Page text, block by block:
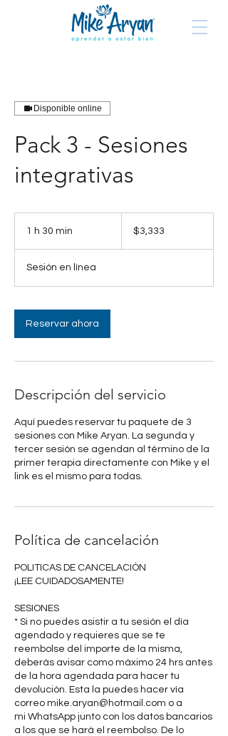
Disponible online
Pack 3 - Sesiones
integrativas
1 h 30 min
0
i
n
pesos
mexicanos
$3,333
Sesión en línea
Reservar ahora
Descripción del servicio
Aquí puedes reservar tu paquete de 3
sesiones con Mike Aryan. La segunda y
tercer sesión se agendan al término de la
primer terapia directamente con Mike y el
link es el mismo para todas.
Política de cancelación
POLITICAS DE CANCELACIÓN
¡LEE CUIDADOSAMENTE!
SESIONES
* Si no puedes asistir a tu sesión el día
agendado y requieres que se te
reembolse del importe de la misma,
deberás avisar como máximo 24 hrs antes
de la hora agendada para hacer tu
devolución. Esta la puedes hacer vía
correo mike.aryan@hotmail.com o a
mi WhatsApp junto con los datos bancarios
a los que se hará el reembolso. De lo